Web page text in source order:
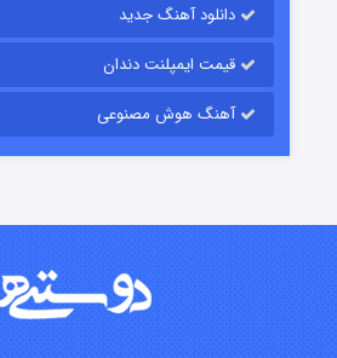
دانلود آهنگ جدید
قیمت ایمپلنت دندان
آهنگ هوش مصنوعی